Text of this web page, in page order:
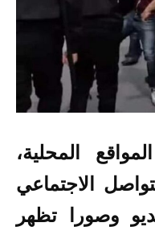
المحلية،
الاجتماعي
وصورا تظهر